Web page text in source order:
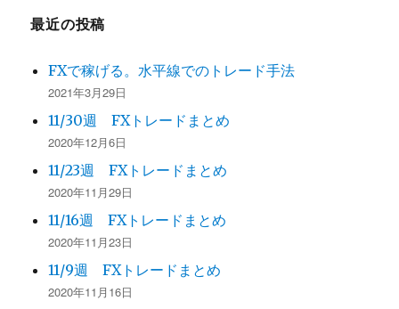
最近の投稿
FXで稼げる。水平線でのトレード手法
2021年3月29日
11/30週 FXトレードまとめ
2020年12月6日
11/23週 FXトレードまとめ
2020年11月29日
11/16週 FXトレードまとめ
2020年11月23日
11/9週 FXトレードまとめ
2020年11月16日